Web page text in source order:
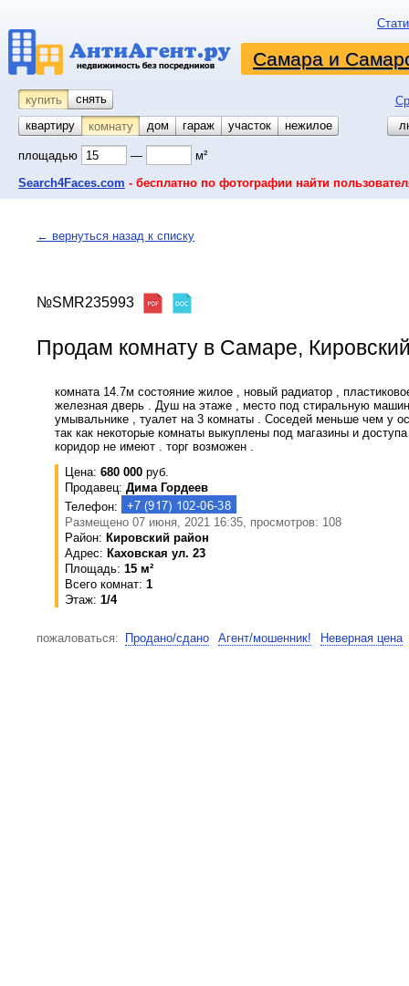
Самара и
купить снять
квартиру
комнату койко-место
дом гараж участок нежилое
площадью — м²
Search4Faces.com - бесплатно по фотографии найти
← вернуться назад к списку
№SMR235993
Продам комнату в Самаре,
комната 14.7м состояние жилое , новый радиатор ,
железная дверь . Душ на этаже , место под стиральную
умывальнике , туалет на 3 комнаты . Соседей меньше чем у
так как некоторые комнаты выкуплены под магазины и
коридор не имеют . торг возможен .
Цена: 680 000 руб.
Продавец: Дима Гордеев
Телефон:
Размещено 07 июня, 2021 16:35, просмотров: 108
Район: Кировский район
Адрес: Каховская ул. 23
Площадь: 15 м²
Всего комнат: 1
Этаж: 1/4
пожаловаться: Продано/сдано Агент/мошенник! Неверная цена